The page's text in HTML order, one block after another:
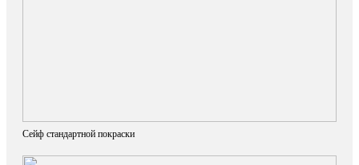
Сейф стандартной покраски